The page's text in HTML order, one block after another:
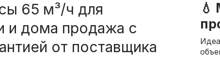
65 м³/ч для
и дома продажа с
от поставщика